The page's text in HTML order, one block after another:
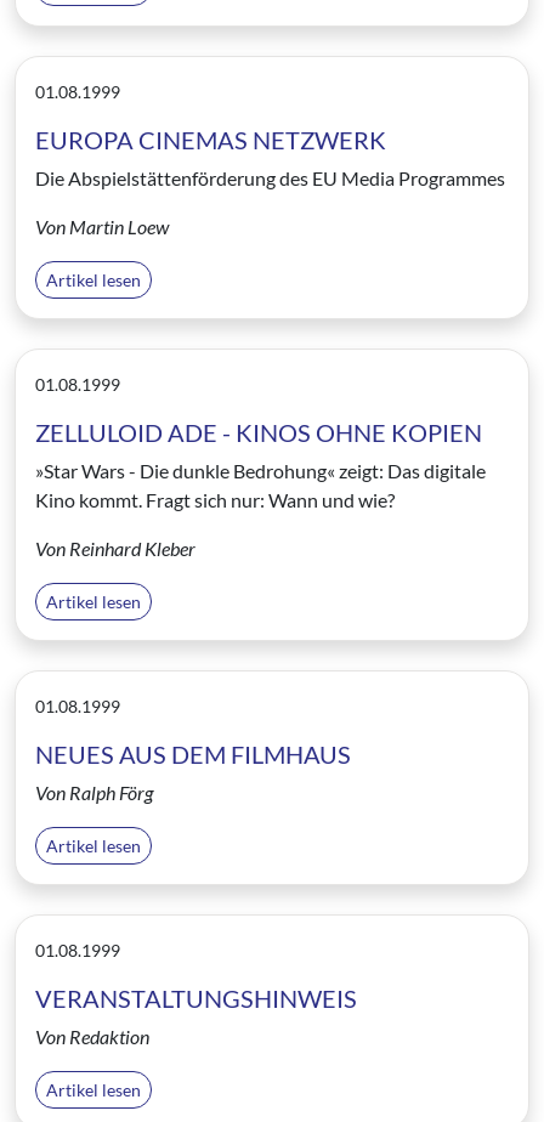
01.08.1999
EUROPA CINEMAS NETZWERK
Die Abspielstättenförderung des EU Media Programmes
Von Martin Loew
Artikel lesen
01.08.1999
ZELLULOID ADE - KINOS OHNE KOPIEN
»Star Wars - Die dunkle Bedrohung« zeigt: Das digitale
Kino kommt. Fragt sich nur: Wann und wie?
Von Reinhard Kleber
Artikel lesen
01.08.1999
NEUES AUS DEM FILMHAUS
Von Ralph Förg
Artikel lesen
01.08.1999
VERANSTALTUNGSHINWEIS
Von Redaktion
Artikel lesen